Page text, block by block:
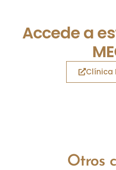
Accede a
Clínica
Otros